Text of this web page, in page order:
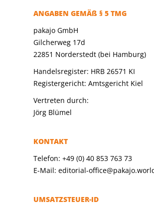
ANGABEN GEMÄß § 5 TMG
pakajo GmbH
Gilcherweg 17d
22851 Norderstedt (bei Hamburg)
Handelsregister: HRB 26571 KI
Registergericht: Amtsgericht Kiel
Vertreten durch:
Jörg Blümel
KONTAKT
Telefon: +49 (0) 40 853 763 73
E-Mail: editorial-
UMSATZSTEUER-ID